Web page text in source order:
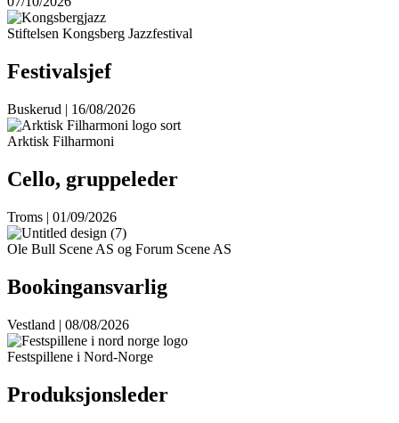
Stiftelsen Kongsberg Jazzfestival
Festivalsjef
Buskerud | 16/08/2026
Arktisk Filharmoni
Cello, gruppeleder
Troms | 01/09/2026
Ole Bull Scene AS og Forum Scene AS
Bookingansvarlig
Vestland | 08/08/2026
Festspillene i Nord-Norge
Produksjonsleder